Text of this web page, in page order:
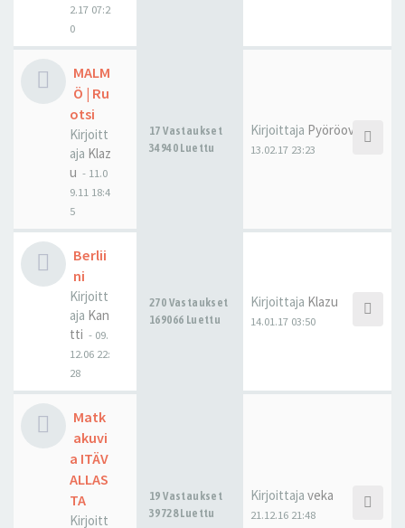
2.17 07:2
0
MALM
Ö | Ru
otsi
Kirjoitt
aja Klaz
u - 11.0
9.11 18:4
5
17 Vastaukset
34940 Luettu
Kirjoittaja Pyöröovi
13.02.17 23:23
Berlii
ni
Kirjoitt
aja Kan
tti - 09.
12.06 22:
28
270 Vastaukset
169066 Luettu
Kirjoittaja Klazu
14.01.17 03:50
Matk
akuvi
a ITÄV
ALLAS
TA
Kirjoitt
19 Vastaukset
39728 Luettu
Kirjoittaja veka
21.12.16 21:48